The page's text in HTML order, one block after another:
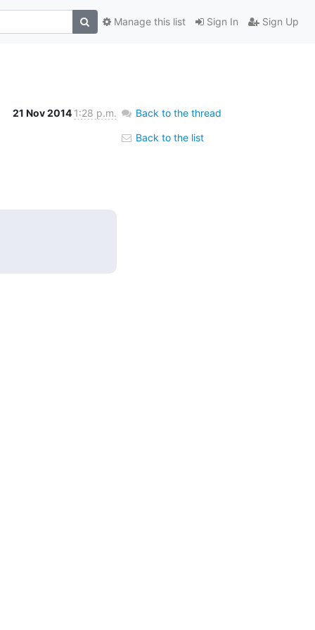
Sign In Sign Up
Manage this list
21 Nov 2014 1:28 p.m. Back to the thread
Back to the list